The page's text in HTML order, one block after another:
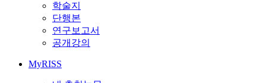
학술지
단행본
연구보고서
공개강의
MyRISS